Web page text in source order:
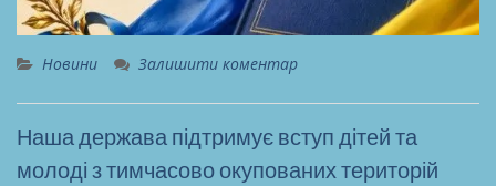
Новини Залишити коментар
Наша держава підтримує вступ дітей та
молоді з тимчасово окупованих територій